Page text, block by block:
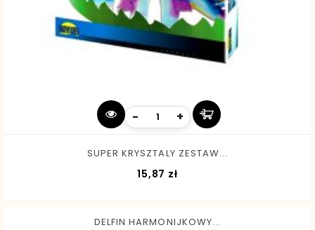
- +
SUPER KRYSZTALY ZESTAW...
15,87 zł
DELFIN HARMONIJKOWY...